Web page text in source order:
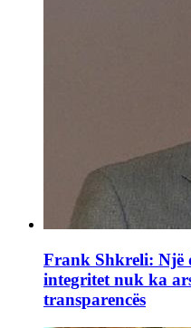
Frank Shkreli: Një
integritet nuk ka
transparencës